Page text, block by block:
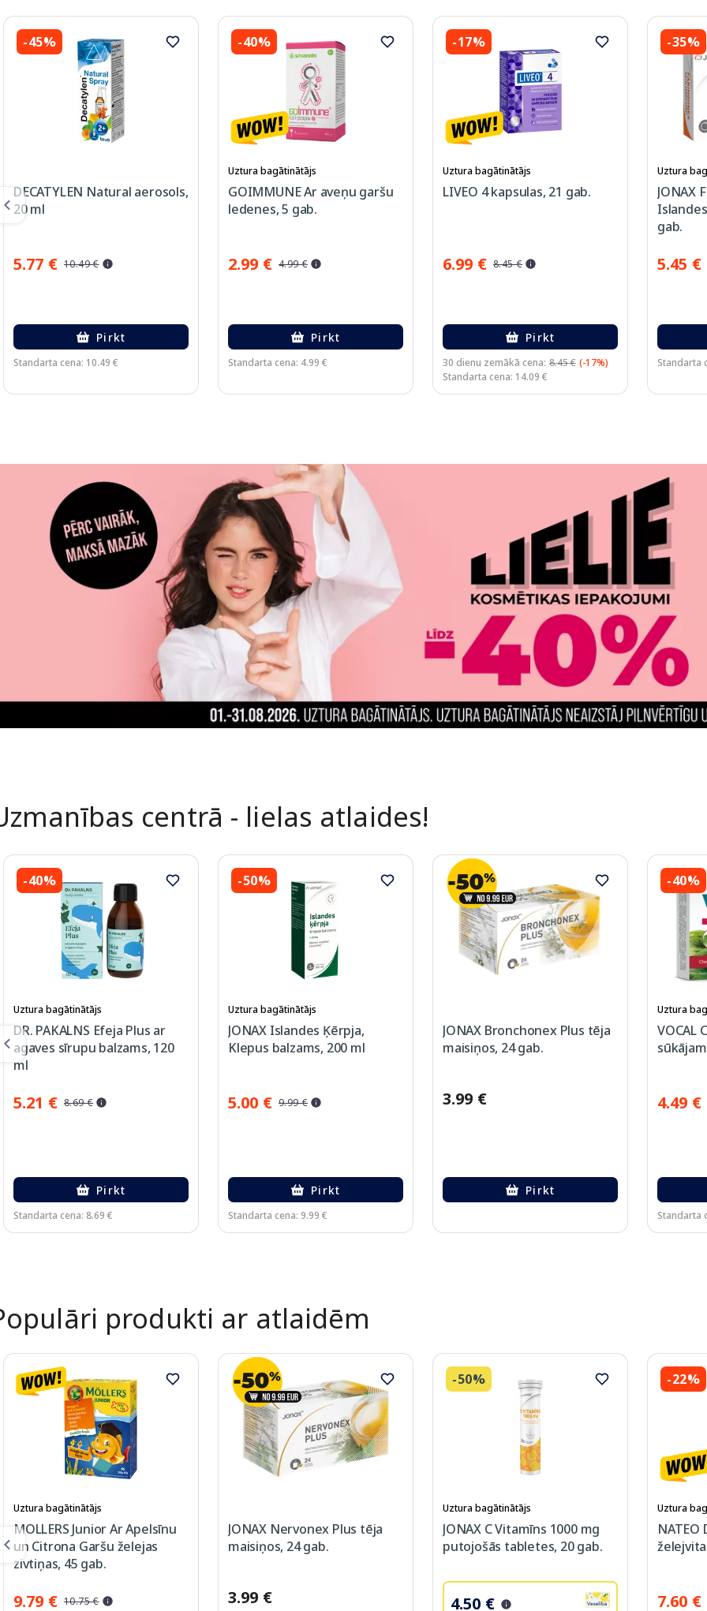
-45%
DECATYLEN Natural aerosols,
20 ml
5.77 € 10.49 €
Pirkt
Standarta cena: 10.49 €
-40%
Uztura bagātinātājs
GOIMMUNE Ar aveņu garšu
ledenes, 5 gab.
2.99 € 4.99 €
Pirkt
Standarta cena: 4.99 €
-17%
Uztura bagātinātājs
LIVEO 4 kapsulas, 21 gab.
6.99 € 8.45 €
Pirkt
30 dienu zemākā cena: 8.45 € (-17%)
Standarta cena: 14.09 €
-35%
Uztura
JONAX
gab.
5.45 €
Standarta
centrā - lielas atlaides!
-40%
Uztura bagātinātājs
DR. PAKALNS Efeja Plus ar
agaves sīrupu balzams, 120
ml
5.21 € 8.69 €
Pirkt
Standarta cena: 8.69 €
-50%
Uztura bagātinātājs
JONAX Islandes Ķērpja,
Klepus balzams, 200 ml
5.00 € 9.99 €
Pirkt
Standarta cena: 9.99 €
JONAX Bronchonex Plus tēja
maisiņos, 24 gab.
3.99 €
Pirkt
-40%
Uztura
VOCAL
4.49 €
Standarta
produkti ar atlaidēm
Uztura bagātinātājs
MOLLERS Junior Ar Apelsīnu
un Citrona Garšu želejas
zivtiņas, 45 gab.
9.79 € 10.75 €
JONAX Nervonex Plus tēja
maisiņos, 24 gab.
3.99 €
-50%
Uztura bagātinātājs
JONAX C Vitamīns 1000 mg
putojošās tabletes, 20 gab.
4.50 €
-22%
Uztura
NATEO
7.60 €